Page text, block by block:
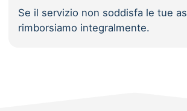
Se il servizio non soddisfa le tue
rimborsiamo integralmente.